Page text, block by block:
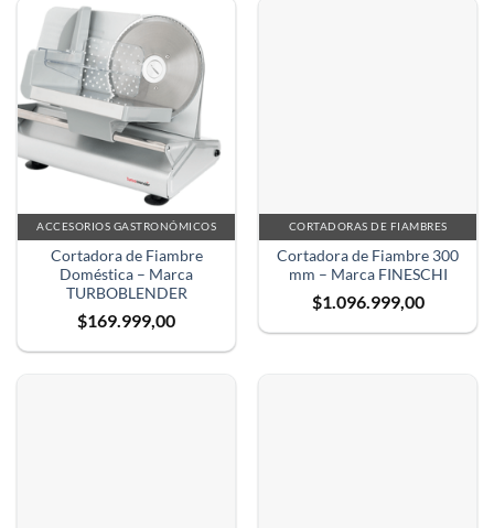
ACCESORIOS GASTRONÓMICOS
Cortadora de Fiambre
Doméstica – Marca
TURBOBLENDER
$169.999,00
CORTADORAS DE FIAMBRES
Cortadora de Fiambre 300
mm – Marca FINESCHI
$1.096.999,00